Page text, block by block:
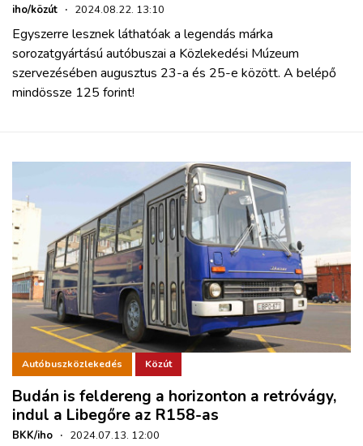
iho/közút · 2024.08.22. 13:10
Egyszerre lesznek láthatóak a legendás márka
sorozatgyártású autóbuszai a Közlekedési Múzeum
szervezésében augusztus 23-a és 25-e között. A belépő
mindössze 125 forint!
Autóbuszközlekedés Közút
Budán is feldereng a horizonton a retróvágy,
indul a Libegőre az R158-as
BKK/iho · 2024.07.13. 12:00